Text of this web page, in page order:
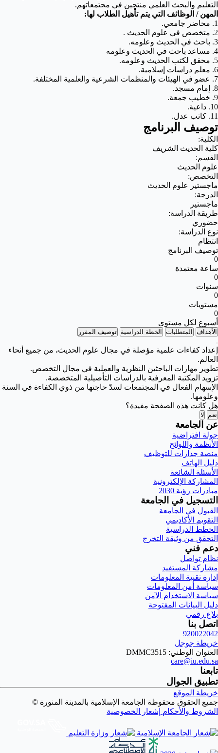
التعليم والبحث العلمي منتجين في مجتمعاتهم.
المهن / الوظائف التي يتم تأهيل الطلاب لها:
1. محاضر جامعي.
2. متخصص في علوم الحديث .
3. باحث في الحديث وعلومه.
4. مساعد باحث في الحديث وعلومه
5. محقق لكتب الحديث وعلومه.
6. معلم دراسات إسلامية.
7. عضو في الهيئات والمنظمات الشرعية والعلمية المختلفة.
8. إمام مسجد.
9. خطيب جمعة.
10. داعية.
11. كاتب عدل.
توصيف البرنامج
الكلية:
كلية الحديث الشريف
القسم:
علوم الحديث
التخصص:
ماجستير علوم الحديث
الدرجة:
ماجستير
طريقة الدراسة:
حضوري
نوع الدراسة:
انتظام
توصيف البرنامج
0
ساعة معتمدة
0
سنوات
0
مستويات
0
أسبوع لكل مستوى
الأهداف المتطلبات الخطة الدراسية توصيف المقرر
إعداد كفاءات علمية مؤصلة في مجال علوم الحديث، من جميع أنحاء
العالم.
تطوير مهارات الباحثين النظرية والعملية في مجال التخصص.
تزويد المكتبة المعرفية بالدراسات التأصيلية المتخصصة.
الإسهام الفعال في المجتمعات لسدّ حاجتها من ذوي الكفاءة في السنة
وعلومها.
هل كانت هذه الصفحة مفيدة؟
نعم لا
عن الجامعة
جولة افتراضية
الأنظمة واللوائح
منصة جدارات للتوظيف
دليل الهاتف
الأسئلة الشائعة
المشاركة الإلكترونية
مبادرات رؤية 2030
التسجيل في الجامعة
القبول في الجامعة
التقويم الأكاديمي
الخطط الدراسية
التحقق من وثيقة التخرج
دعم فني
نظام تواصل
مشاركة المستفيد
إدارة تقنية المعلومات
سياسة أمن المعلومات
سياسة الاستخدام الآمن
دليل البيانات المفتوحة
بلاغ رقمي
اتصل بنا
920022042
خريطة جوجل
العنوان الوطني: DMMC3515
care@iu.edu.sa
تابعنا
تطبيق الجوال
خريطة الموقع
جميع الحقوق محفوظة الجامعة الإسلامية بالمدينة المنورة ©
الشروط والأحكام إشعار الخصوصية